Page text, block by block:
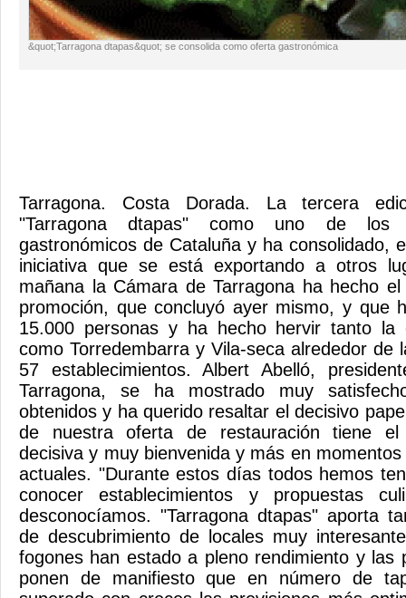
&quot;Tarragona dtapas&quot; se consolida como oferta gastronómica
Tarragona. Costa Dorada. La tercera
"Tarragona dtapas" como uno de los
gastronómicos de Cataluña y ha consolidado,
iniciativa que se está exportando a otros
mañana la Cámara de Tarragona ha hecho
promoción, que concluyó ayer mismo, y que
15.000 personas y ha hecho hervir tanto la
como Torredembarra y Vila-seca alrededor de
57 establecimientos. Albert Abelló,
Tarragona, se ha mostrado muy
obtenidos y ha querido resaltar el decisivo
de nuestra oferta de restauración tiene el
decisiva y muy bienvenida y más en
actuales. "Durante estos días todos hemos
conocer establecimientos y propuestas
desconocíamos. "Tarragona dtapas" aporta
de descubrimiento de locales muy
fogones han estado a pleno rendimiento y las
ponen de manifiesto que en número de